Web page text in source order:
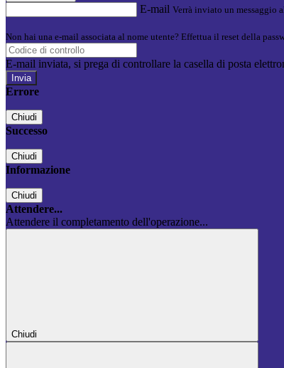
E-mail Verrà inviato un messaggio
Non hai una e-mail associata al nome utente? Effettua il reset della
E-mail inviata, si prega di controllare la casella di posta
Errore
Chiudi
Successo
Chiudi
Informazione
Chiudi
Attendere...
Attendere il completamento dell'operazione...
Chiudi